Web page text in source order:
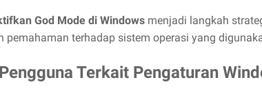
God Mode di Windows menjadi langkah
pemahaman terhadap sistem operasi yang
Terkait Pengaturan